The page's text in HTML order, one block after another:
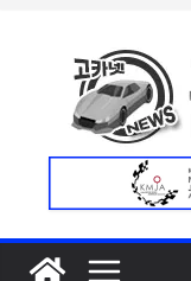
공개… 일본서
포뮬러 E, 이동
사회적 가치 창
람보르기니, 이
조우 담은 브랜